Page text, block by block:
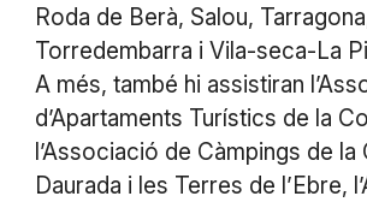
Roda de Berà, Salou,
Torredembarra i Vila-seca-La
A més, també hi assistiran
d’Apartaments Turístics de la
l’Associació de Càmpings de la
Daurada i les Terres de l’Ebre,